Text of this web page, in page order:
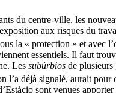
du centre-ville, les
aux risques du
la « protection » et avec
essentiels. Il faut
Les subúrbios de plusieurs
déjà signalé, aurait
sont venues